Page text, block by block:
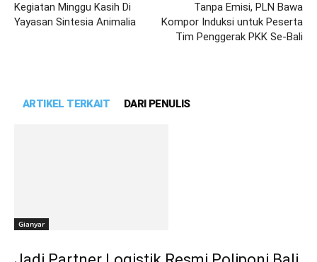
Kegiatan Minggu Kasih Di
Yayasan Sintesia Animalia
Tanpa Emisi, PLN Bawa
Kompor Induksi untuk Peserta
Tim Penggerak PKK Se-Bali
ARTIKEL TERKAIT DARI PENULIS
Gianyar